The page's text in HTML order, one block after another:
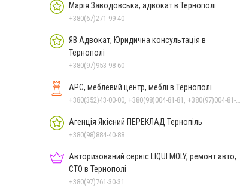
Марія Заводовська, адвокат в Тернополі
+380(67)271-99-40
ЯВ Адвокат, Юридична консультація в
Тернополі
+380(97)953-98-60
АРС, меблевий центр, меблі в Тернополі
+380(352)43-00-00, +380(98)004-81-81, +380(97)004-81-81
Агенція Якісний ПЕРЕКЛАД Тернопіль
+380(98)884-40-88
Авторизований сервіс LIQUI MOLY, ремонт авто,
СТО в Тернополі
+380(97)761-30-31